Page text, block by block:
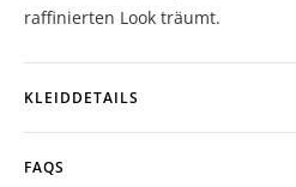
raffinierten Look träumt.
KLEIDDETAILS
FAQS